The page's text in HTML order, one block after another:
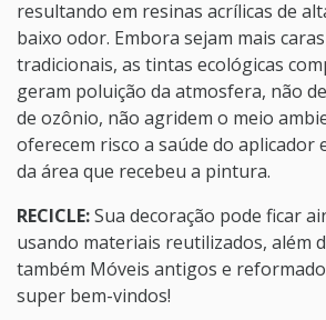
resultando em resinas acrílicas de
baixo odor. Embora sejam mais
tradicionais, as tintas ecológicas
geram poluição da atmosfera, não
de ozônio, não agridem o meio
oferecem risco a saúde do aplicador
da área que recebeu a pintura.
RECICLE:Sua decoração pode ficar
usando materiais reutilizados, além
também Móveis antigos e
super bem-vindos!